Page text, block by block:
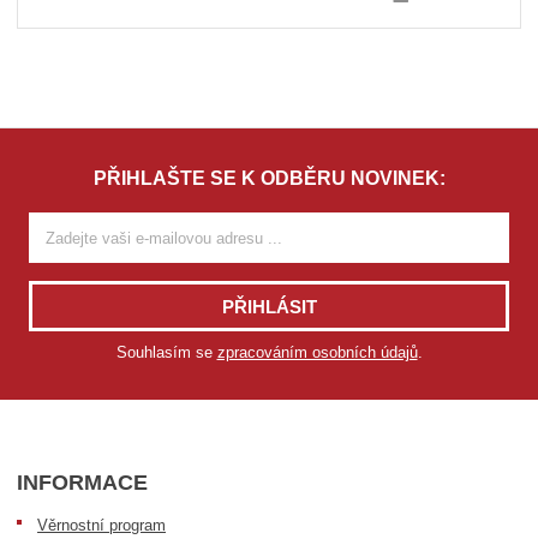
PŘIHLAŠTE SE K ODBĚRU NOVINEK:
PŘIHLÁSIT
Souhlasím se zpracováním osobních údajů.
INFORMACE
Věrnostní program